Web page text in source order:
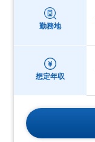
勤務地
想定年収